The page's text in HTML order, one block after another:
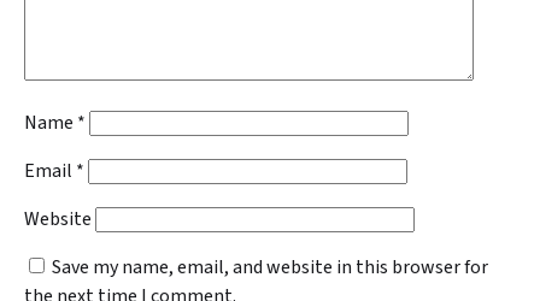
Name *
Email *
Website
Save my name, email, and website in this browser for